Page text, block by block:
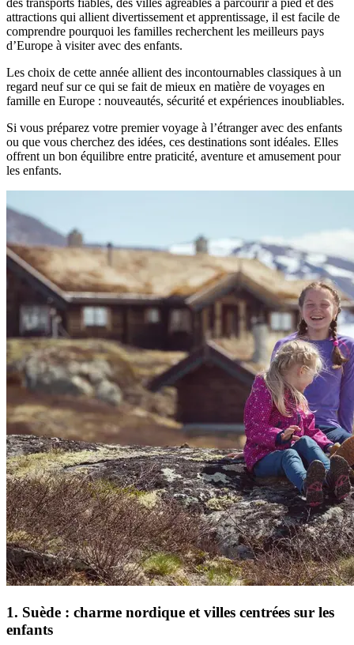
attractions qui allient divertissement et apprentissage, il est facile de
comprendre pourquoi les familles recherchent les meilleurs pays
d’Europe à visiter avec des enfants.
Les choix de cette année allient des incontournables classiques à un
regard neuf sur ce qui se fait de mieux en matière de voyages en
famille en Europe : nouveautés, sécurité et expériences inoubliables.
Si vous préparez votre premier voyage à l’étranger avec des enfants
ou que vous cherchez des idées, ces destinations sont idéales. Elles
offrent un bon équilibre entre praticité, aventure et amusement pour
les enfants.
1. Suède : charme nordique et villes centrées sur les
enfants